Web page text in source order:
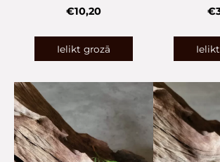
€10,20
Ielikt grozā